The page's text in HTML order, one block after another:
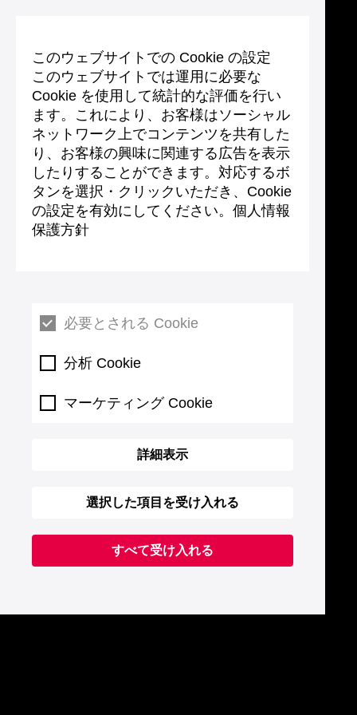
このウェブサイトでの Cookie の設定
このウェブサイトでは運用に必要な
Cookie を使用して統計的な評価を行い
ます。これにより、お客様はソーシャル
ネットワーク上でコンテンツを共有した
り、お客様の興味に関連する広告を表示
したりすることができます。対応するボ
タンを選択・クリックいただき、Cookie
の設定を有効にしてください。個人情報
保護方針
必要とされる Cookie
分析 Cookie
マーケティング Cookie
詳細表示
選択した項目を受け入れる
すべて受け入れる